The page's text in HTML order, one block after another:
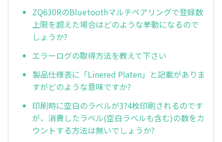
ZQ630RのBluetoothマルチペアリングで登録数
上限を超えた場合はどのような挙動になるので
しょうか?
エラーログの取得方法を教えて下さい
製品仕様表に「Linered Platen」と記載がありま
すがどのような意味ですか?
印刷時に空白のラベルが3?4枚印刷されるのです
が、消費したラベル(空白ラベルも含む)の数をカ
ウントする方法は無いでしょうか?